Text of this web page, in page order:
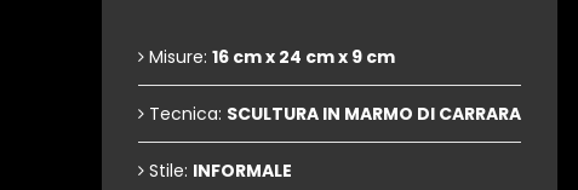
Misure: 16 cm x 24 cm x 9 cm
Tecnica: SCULTURA IN MARMO DI CARRARA
Stile: INFORMALE